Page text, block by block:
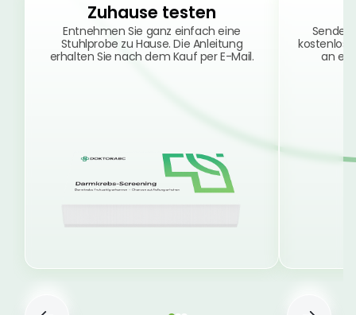
Zuhause testen
Entnehmen Sie ganz einfach eine
Stuhlprobe zu Hause. Die Anleitung
erhalten Sie nach dem Kauf per E-Mail.
Senden
kostenlos
an